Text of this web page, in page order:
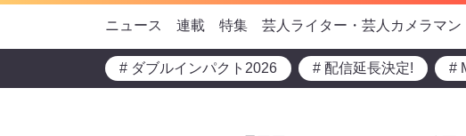
ニュース 連載 特集 芸人ライター・芸人カメラマン
# ダブルインパクト2026 # 配信延長決定! #